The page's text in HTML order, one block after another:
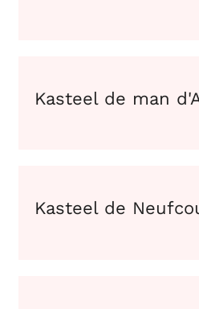
Kasteel de man
Kasteel de